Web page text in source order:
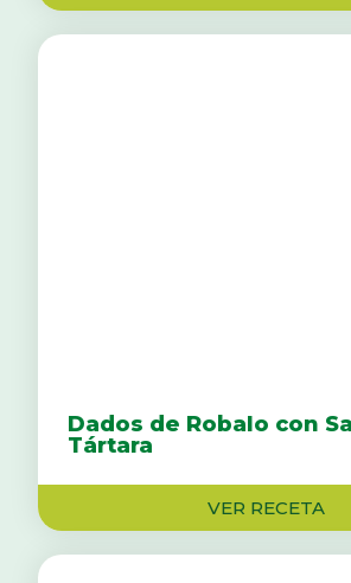
Dados de Robalo con
Tártara
VER RECETA